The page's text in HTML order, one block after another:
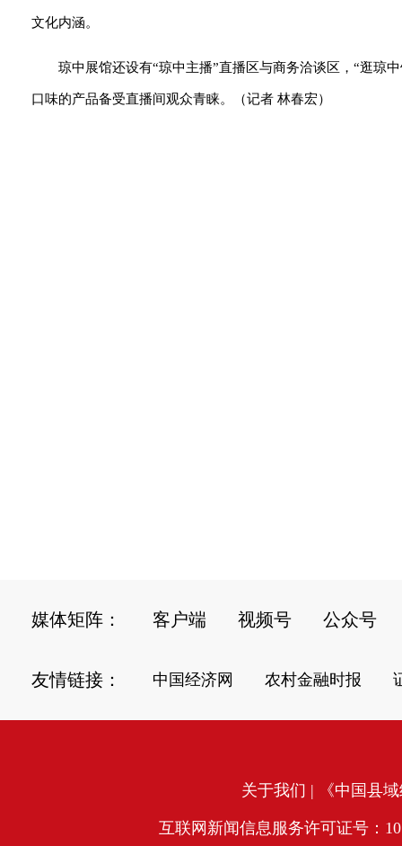
文化内涵。
琼中展馆还设有“琼中主播”直播区与商务洽谈区，“逛琼
口味的产品备受直播间观众青睐。（记者 林春宏）
媒体矩阵： 客户端 视频号 公众号
友情链接： 中国经济网 农村金融时报
关于我们 | 《中国县
互联网新闻信息服务许可证号：